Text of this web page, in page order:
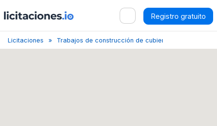
Registro gratuito
Licitaciones Trabajos de construcción de cubiertas y